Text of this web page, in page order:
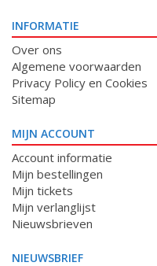
INFORMATIE
Over ons
Algemene voorwaarden
Privacy Policy en Cookies
Sitemap
MIJN ACCOUNT
Account informatie
Mijn bestellingen
Mijn tickets
Mijn verlanglijst
Nieuwsbrieven
NIEUWSBRIEF